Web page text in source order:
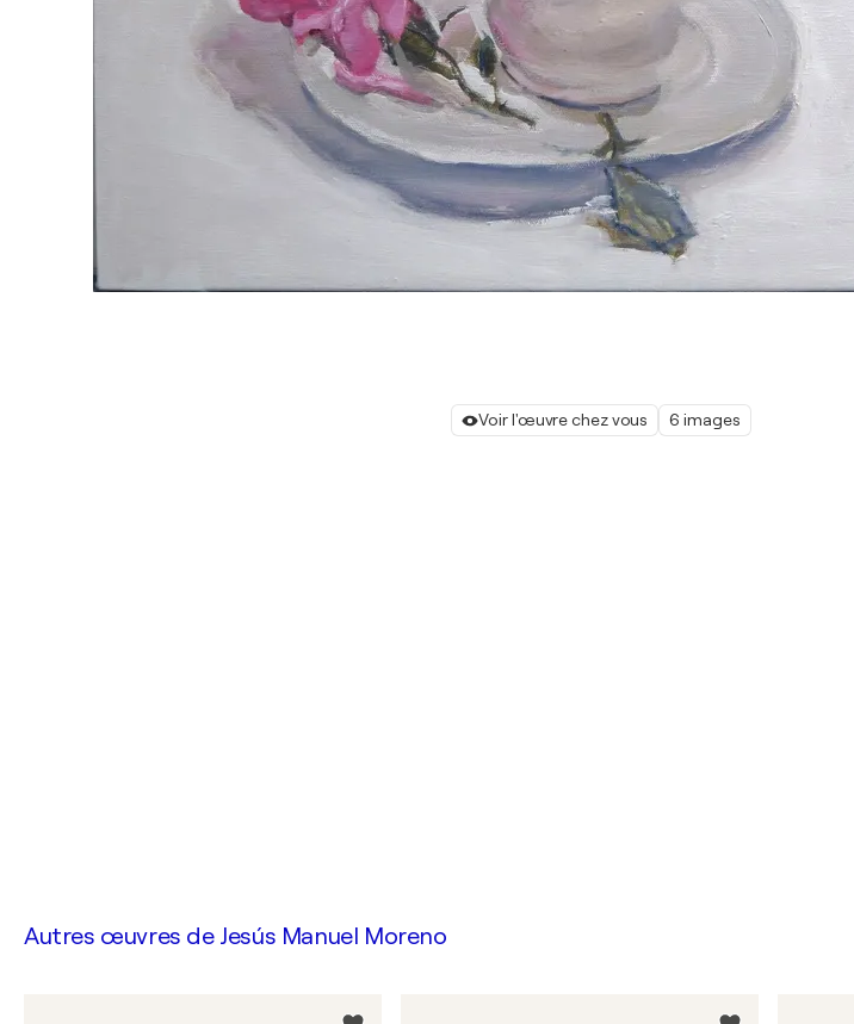
Voir l'œuvre chez vous 6 images
Autres œuvres de Jesús Manuel Moreno